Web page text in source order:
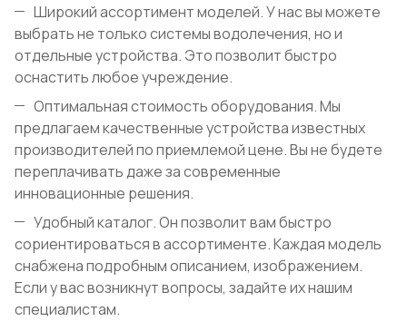
Широкий ассортимент моделей. У нас вы можете
выбрать не только системы водолечения, но и
отдельные устройства. Это позволит быстро
оснастить любое учреждение.
Оптимальная стоимость оборудования. Мы
предлагаем качественные устройства известных
производителей по приемлемой цене. Вы не будете
переплачивать даже за современные
инновационные решения.
Удобный каталог. Он позволит вам быстро
сориентироваться в ассортименте. Каждая модель
снабжена подробным описанием, изображением.
Если у вас возникнут вопросы, задайте их нашим
специалистам.